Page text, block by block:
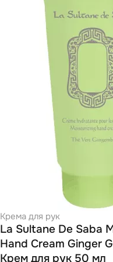
Крема для рук
La Sultane De Saba
Hand Cream Ginger
Крем для рук 50 мл